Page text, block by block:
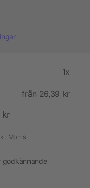
1x
från 26,39 kr
kr
Moms
godkännande